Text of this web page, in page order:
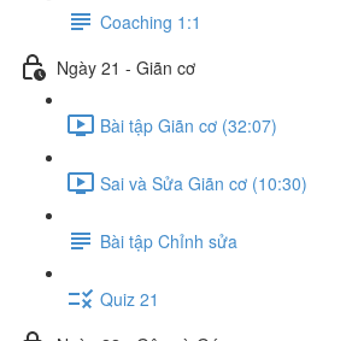
Coaching 1:1
Ngày 21 - Giãn cơ
Bài tập Giãn cơ (32:07)
Sai và Sửa Giãn cơ (10:30)
Bài tập Chỉnh sửa
Quiz 21